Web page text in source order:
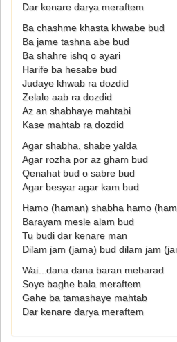
Dar kenare darya meraftem
Ba chashme khasta khwabe bud
Ba jame tashna abe bud
Ba shahre ishq o ayari
Harife ba hesabe bud
Judaye khwab ra dozdid
Zelale aab ra dozdid
Az an shabhaye mahtabi
Kase mahtab ra dozdid
Agar shabha, shabe yalda
Agar rozha por az gham bud
Qenahat bud o sabre bud
Agar besyar agar kam bud
Hamo (haman) shabha hamo
Barayam mesle alam bud
Tu budi dar kenare man
Dilam jam (jama) bud dilam jam
Wai...dana dana baran mebarad
Soye baghe bala meraftem
Gahe ba tamashaye mahtab
Dar kenare darya meraftem